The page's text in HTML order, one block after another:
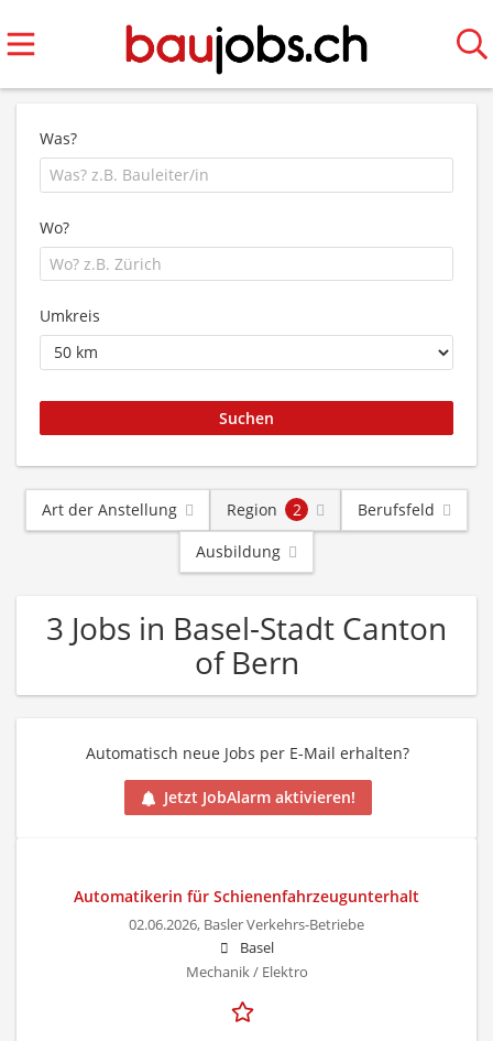
Was?
Wo?
Umkreis
Art der Anstellung Region 2
Berufsfeld
Ausbildung
3 Jobs in Basel-Stadt Canton
of Bern
Automatisch neue Jobs per E-Mail erhalten?
Jetzt JobAlarm aktivieren!
Automatikerin für Schienenfahrzeugunterhalt
02.06.2026, Basler Verkehrs-Betriebe
Basel
Mechanik / Elektro